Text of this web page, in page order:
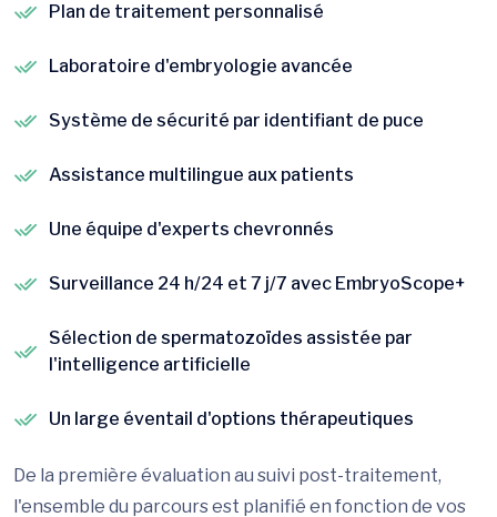
Plan de traitement personnalisé
Laboratoire d'embryologie avancée
Système de sécurité par identifiant de puce
Assistance multilingue aux patients
Une équipe d'experts chevronnés
Surveillance 24 h/24 et 7 j/7 avec EmbryoScope+
Sélection de spermatozoïdes assistée par
l'intelligence artificielle
Un large éventail d'options thérapeutiques
De la première évaluation au suivi post-traitement,
l'ensemble du parcours est planifié en fonction de vos